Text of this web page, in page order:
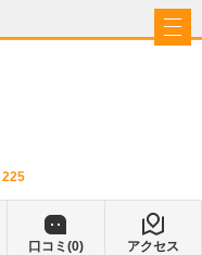
225
口コミ(0) アクセス